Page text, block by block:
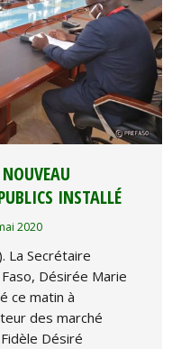
INSTALLÉ
2020
La Secrétaire
Désirée Marie
ce matin à
des marché
Désiré